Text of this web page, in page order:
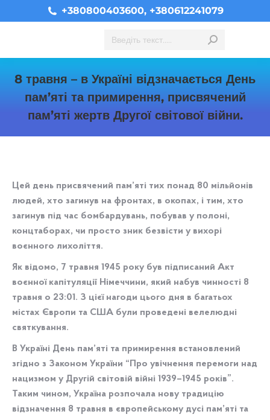
+380800403600, +380612241079
Search:
8 травня – в Україні відзначається День
пам’яті та примирення, присвячений
пам’яті жертв Другої світової війни.
Цей день присвячений пам’яті тих понад 80 мільйонів
людей, хто загинув на фронтах, в окопах, і тим, хто
загинув під час бомбардувань, побував у полоні,
концтаборах, чи просто зник безвісти у вихорі
воєнного лихоліття.
Як відомо, 7 травня 1945 року був підписаний Акт
воєнної капітуляції Німеччини, який набув чинності 8
травня о 23:01. З цієї нагоди цього дня в багатьох
містах Європи та США були проведені велелюдні
святкування.
В Україні День пам’яті та примирення встановлений
згідно з Законом України “Про увічнення перемоги над
нацизмом у Другій світовій війні 1939–1945 років”.
Таким чином, Україна розпочала нову традицію
відзначення 8 травня в європейському дусі пам’яті та